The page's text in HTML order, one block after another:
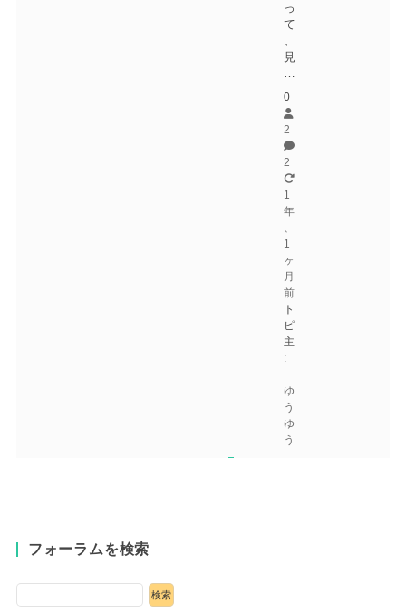
っ
て
、
見
…
0
2
2
1
年
、
1
ヶ
月
前
ト
ピ
主
:
ゆ
う
ゆ
う
フォーラムを検索